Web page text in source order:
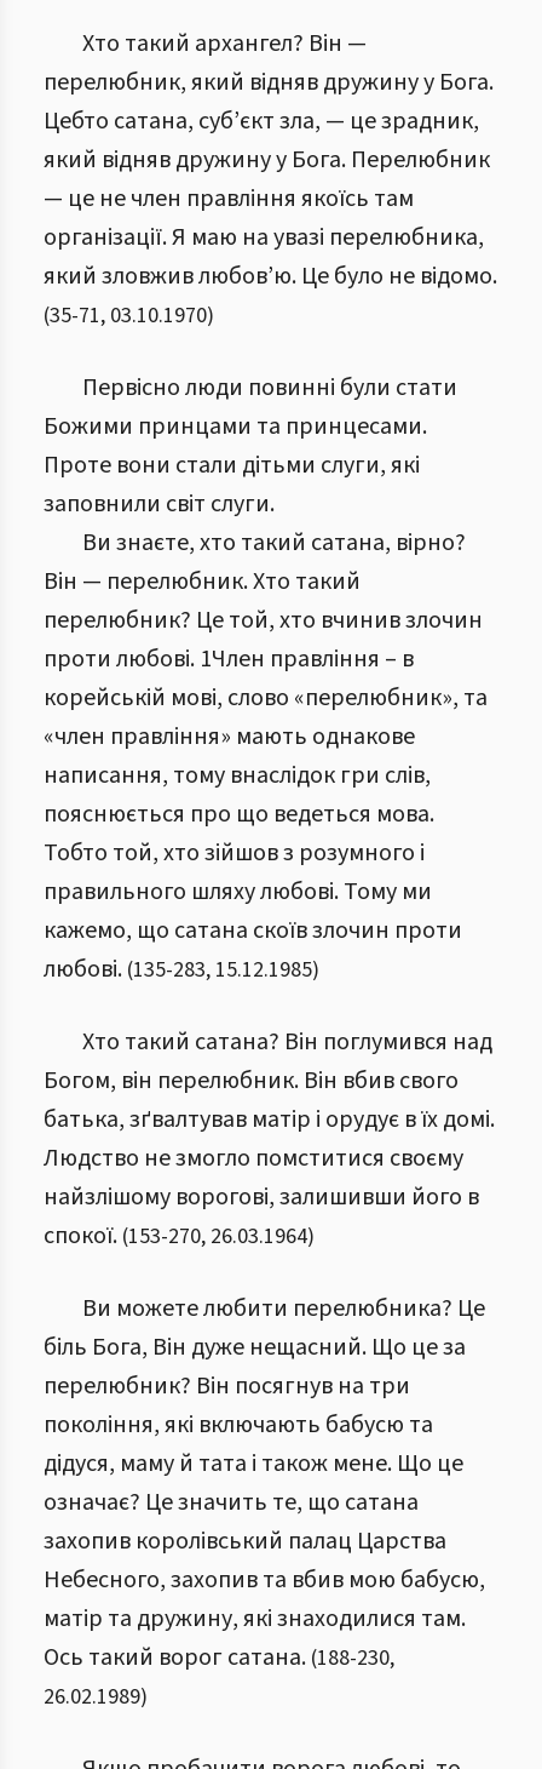
Хто такий архангел? Він —
перелюбник, який відняв дружину у Бога.
Цебто сатана, суб’єкт зла, — це зрадник,
який відняв дружину у Бога. Перелюбник
— це не член правління якоїсь там
організації. Я маю на увазі перелюбника,
який зловжив любов’ю. Це було не відомо.
(35-71, 03.10.1970)
Первісно люди повинні були стати
Божими принцами та принцесами.
Проте вони стали дітьми слуги, які
заповнили світ слуги.
Ви знаєте, хто такий сатана, вірно?
Він — перелюбник. Хто такий
перелюбник? Це той, хто вчинив злочин
проти любові. 1Член правління – в
корейській мові, слово «перелюбник», та
«член правління» мають однакове
написання, тому внаслідок гри слів,
пояснюється про що ведеться мова.
Тобто той, хто зійшов з розумного і
правильного шляху любові. Тому ми
кажемо, що сатана скоїв злочин проти
любові. (135-283, 15.12.1985)
Хто такий сатана? Він поглумився над
Богом, він перелюбник. Він вбив свого
батька, зґвалтував матір і орудує в їх домі.
Людство не змогло помститися своєму
найзлішому ворогові, залишивши його в
спокої. (153-270, 26.03.1964)
Ви можете любити перелюбника? Це
біль Бога, Він дуже нещасний. Що це за
перелюбник? Він посягнув на три
покоління, які включають бабусю та
дідуся, маму й тата і також мене. Що це
означає? Це значить те, що сатана
захопив королівський палац Царства
Небесного, захопив та вбив мою бабусю,
матір та дружину, які знаходилися там.
Ось такий ворог сатана. (188-230,
26.02.1989)